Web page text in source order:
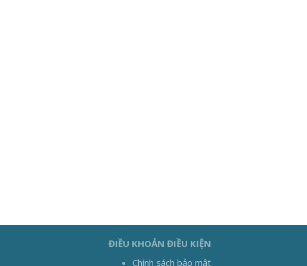
ĐIỀU KHOẢN ĐIỀU KIỆN
Chính sách bảo mật